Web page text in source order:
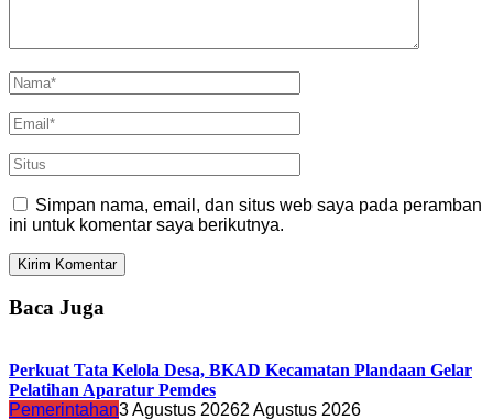
Simpan nama, email, dan situs web saya pada peramban
ini untuk komentar saya berikutnya.
Baca Juga
Perkuat Tata Kelola Desa, BKAD Kecamatan Plandaan Gelar
Pelatihan Aparatur Pemdes
Pemerintahan3 Agustus 20262 Agustus 2026